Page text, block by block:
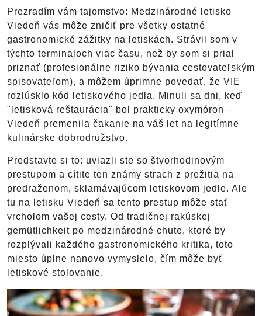
Prezradím vám tajomstvo: Medzinárodné letisko
Viedeň vás môže zničiť pre všetky ostatné
gastronomické zážitky na letiskách. Strávil som v
týchto terminaloch viac času, než by som si prial
priznať (profesionálne riziko bývania cestovateľským
spisovateľom), a môžem úprimne povedať, že VIE
rozlúsklo kód letiskového jedla. Minuli sa dni, keď
"letisková reštaurácia" bol prakticky oxymóron –
Viedeň premenila čakanie na váš let na legitímne
kulinárske dobrodružstvo.
Predstavte si to: uviazli ste so štvorhodinovým
prestupom a cítite ten známy strach z prežitia na
predraženom, sklamávajúcom letiskovom jedle. Ale
tu na letisku Viedeň sa tento prestup môže stať
vrcholom vašej cesty. Od tradičnej rakúskej
gemütlichkeit po medzinárodné chute, ktoré by
rozplývali každého gastronomického kritika, toto
miesto úplne nanovo vymyslelo, čím môže byť
letiskové stolovanie.